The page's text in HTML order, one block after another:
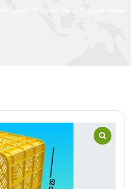
پاساژ کشاورز ماشین آلات